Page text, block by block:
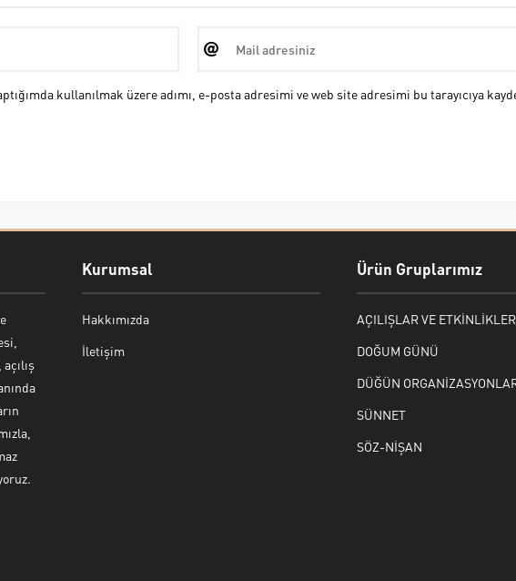
kullanılmak üzere adımı, e-posta adresimi ve web site adresimi bu tarayıcıya
Kurumsal
Hakkımızda
İletişim
Ürün Gruplarımız
AÇILIŞLAR VE ETKİNLİKLER
DOĞUM GÜNÜ
DÜĞÜN
SÜNNET
SÖZ-NİŞAN